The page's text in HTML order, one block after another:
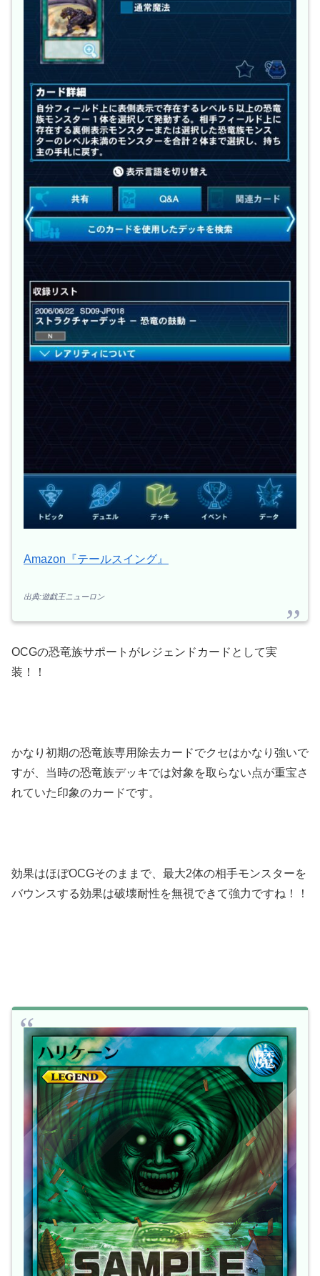
Amazon『テールスイング』
出典:遊戯王ニューロン
OCGの恐竜族サポートがレジェンドカードとして実
装！！
かなり初期の恐竜族専用除去カードでクセはかなり強いで
すが、当時の恐竜族デッキでは対象を取らない点が重宝さ
れていた印象のカードです。
効果はほぼOCGそのままで、最大2体の相手モンスターを
バウンスする効果は破壊耐性を無視できて強力ですね！！